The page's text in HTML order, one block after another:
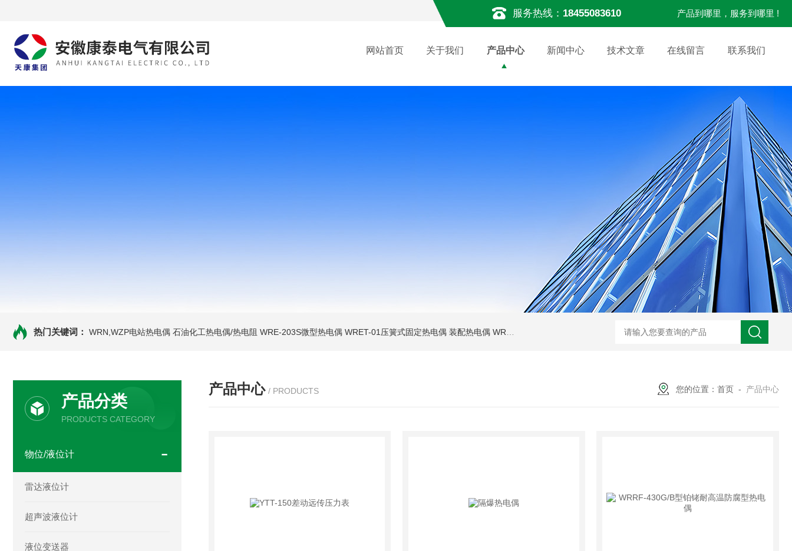
服务热线： 18455083610 产品到哪里，服务到哪里 !
网站首页 关于我们 产品中心 新闻中心 技术文章 在线留言 联系我们
热门关键词： WRN,WZP电站热电偶 石油化工热电偶/热电阻 WRE-203S微型热电偶 WRET-01压簧式固定热电偶 装配热电偶 WRP高温贵金属铂铑热电偶 WRN-530直角弯头热电偶 WRNK-231D炉管刀刃热电
产品分类
PRODUCTS CATEGORY
物位/液位计
雷达液位计
超声波液位计
液位变送器
产品中心 / PRODUCTS 您的位置： 首页 - 产品中心